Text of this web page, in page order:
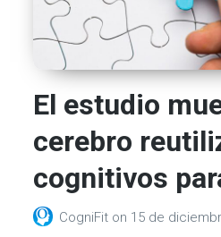
El estudio
cerebro
cognitivos
CogniFit on 15 de